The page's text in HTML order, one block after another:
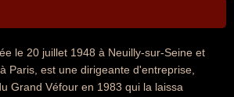
le 20 juillet 1948 à Neuilly-sur-Seine et
Paris, est une dirigeante d'entreprise,
Grand Véfour en 1983 qui la laissa